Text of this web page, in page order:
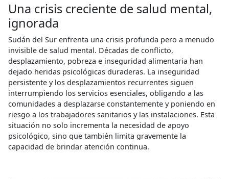
Una crisis creciente de salud mental,
ignorada
Sudán del Sur enfrenta una crisis profunda pero a menudo
invisible de salud mental. Décadas de conflicto,
desplazamiento, pobreza e inseguridad alimentaria han
dejado heridas psicológicas duraderas. La inseguridad
persistente y los desplazamientos recurrentes siguen
interrumpiendo los servicios esenciales, obligando a las
comunidades a desplazarse constantemente y poniendo en
riesgo a los trabajadores sanitarios y las instalaciones. Esta
situación no solo incrementa la necesidad de apoyo
psicológico, sino que también limita gravemente la
capacidad de brindar atención continua.